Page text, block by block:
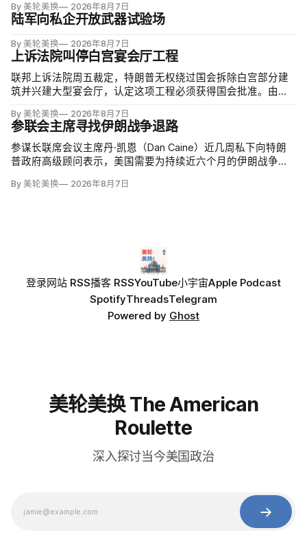
此关闭整夜；当局还调查另一不明物体，该物体在一架货机中
止降落后与机身相撞，造成轻微损伤。
By 美轮美换 2026年8月7日
陆军向私企开放武器试验场
By 美轮美换 2026年8月7日
上诉法院叫停白宫宴会厅工程
联邦上诉法院周五裁定，特朗普无权绕过国会拆除白宫部分建
筑并兴建大型宴会厅，认定这项工程必须获得国会批准。由奥
的布拉德利·加西亚法官（Bradley Garcia）组成多数意见，称
以行政行动夺走人民代表对…
By 美轮美换 2026年8月7日
参联会主席寻找伊朗战争退路
参谋长联席会议主席丹·凯恩（Dan Caine）近几周私下向特朗
普政府高级顾问表示，美国需要为持续近六个月的伊朗战争寻
兰接受特朗普设定的目标。
By 美轮美换 2026年8月7日
登录网站 RSS播客 RSSYouTube小宇宙Apple Podcast
SpotifyThreadsTelegram
Powered by Ghost
美轮美换 The American
Roulette
深入探讨当今美国政治